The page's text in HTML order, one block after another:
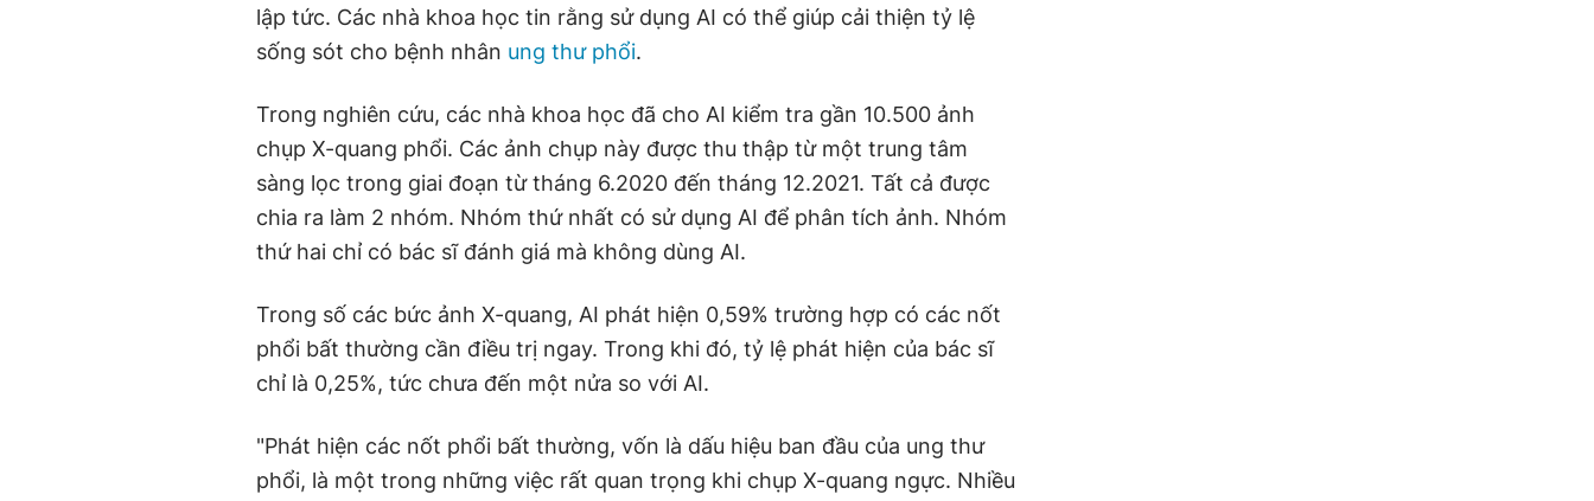
lập tức. Các nhà khoa học tin rằng sử dụng AI có thể giúp cải thiện tỷ lệ
sống sót cho bệnh nhân ung thư phổi.
Trong nghiên cứu, các nhà khoa học đã cho AI kiểm tra gần 10.500 ảnh
chụp X-quang phổi. Các ảnh chụp này được thu thập từ một trung tâm
sàng lọc trong giai đoạn từ tháng 6.2020 đến tháng 12.2021. Tất cả được
chia ra làm 2 nhóm. Nhóm thứ nhất có sử dụng AI để phân tích ảnh. Nhóm
thứ hai chỉ có bác sĩ đánh giá mà không dùng AI.
Trong số các bức ảnh X-quang, AI phát hiện 0,59% trường hợp có các nốt
phổi bất thường cần điều trị ngay. Trong khi đó, tỷ lệ phát hiện của bác sĩ
chỉ là 0,25%, tức chưa đến một nửa so với AI.
"Phát hiện các nốt phổi bất thường, vốn là dấu hiệu ban đầu của ung thư
phổi, là một trong những việc rất quan trọng khi chụp X-quang ngực. Nhiều